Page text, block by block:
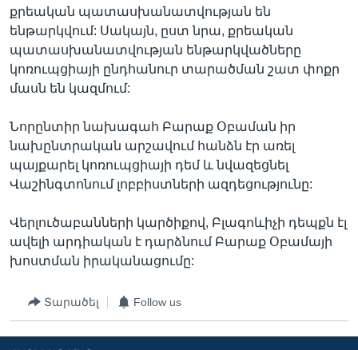
քրեական պատասխանատվության են
ենթարկվում: Սակայն, ըստ նրա, քրեական
պատասխանատվության ենթարկվածները
կոռուպցիայի ընդհանուր տարածման շատ փոքր
մասն են կազմում:
Նորընտիր նախագահ Բարաք Օբաման իր
նախընտրական արշավում հանձն էր առել
պայքարել կոռուպցիայի դեմ և նվազեցնել
Վաշինգտոնում լոբբիստների ազդեցությունը:
Վերլուծաբանների կարծիքով, Բլագոևիչի դեպքն էլ
ավելի արդիական է դարձնում Բարաք Օբամայի
խոստման իրականացումը:
Տարածել Follow us